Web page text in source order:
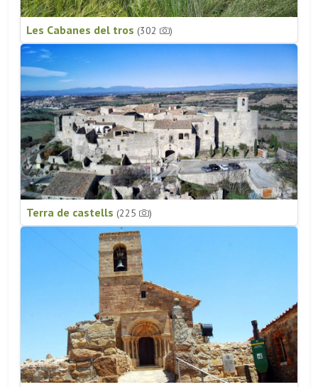
Les Cabanes del tros (302 )
Terra de castells (225 )